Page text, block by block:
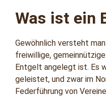
Was ist ein
Gewöhnlich versteht
freiwillige,
Entgelt angelegt ist. Es
geleistet, und zwar im
Federführung von